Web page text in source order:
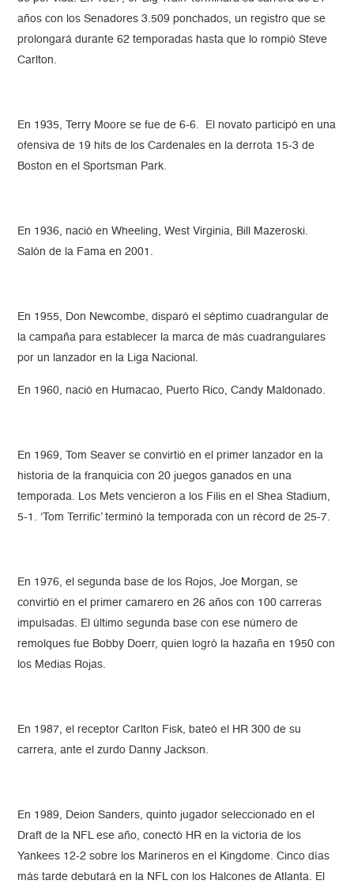
años con los Senadores 3.509 ponchados, un registro que se
prolongará durante 62 temporadas hasta que lo rompió Steve
Carlton.
En 1935, Terry Moore se fue de 6-6. El novato participó en una
ofensiva de 19 hits de los Cardenales en la derrota 15-3 de
Boston en el Sportsman Park.
En 1936, nació en Wheeling, West Virginia, Bill Mazeroski.
Salón de la Fama en 2001.
En 1955, Don Newcombe, disparó el séptimo cuadrangular de
la campaña para establecer la marca de más cuadrangulares
por un lanzador en la Liga Nacional.
En 1960, nació en Humacao, Puerto Rico, Candy Maldonado.
En 1969, Tom Seaver se convirtió en el primer lanzador en la
historia de la franquicia con 20 juegos ganados en una
temporada. Los Mets vencieron a los Filis en el Shea Stadium,
5-1. ‘Tom Terrific’ terminó la temporada con un récord de 25-7.
En 1976, el segunda base de los Rojos, Joe Morgan, se
convirtió en el primer camarero en 26 años con 100 carreras
impulsadas. El último segunda base con ese número de
remolques fue Bobby Doerr, quien logró la hazaña en 1950 con
los Medias Rojas.
En 1987, el receptor Carlton Fisk, bateó el HR 300 de su
carrera, ante el zurdo Danny Jackson.
En 1989, Deion Sanders, quinto jugador seleccionado en el
Draft de la NFL ese año, conectó HR en la victoria de los
Yankees 12-2 sobre los Marineros en el Kingdome. Cinco días
más tarde debutará en la NFL con los Halcones de Atlanta. El